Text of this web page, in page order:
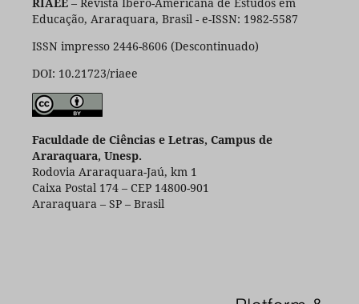
Educação, Araraquara, Brasil - e-ISSN: 1982-5587
ISSN impresso 2446-8606 (Descontinuado)
DOI: 10.21723/riaee
Faculdade de Ciências e Letras, Campus de
Araraquara, Unesp.
Rodovia Araraquara-Jaú, km 1
Caixa Postal 174 – CEP 14800-901
Araraquara – SP – Brasil